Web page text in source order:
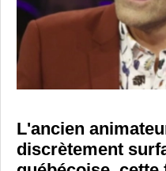
L'ancien
discrètement